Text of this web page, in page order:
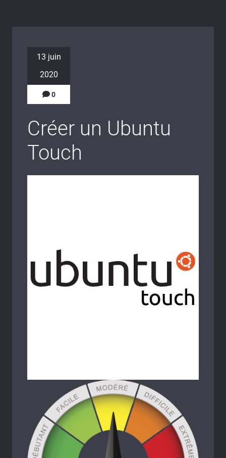
13 juin
2020
0
Créer un Ubuntu
Touch